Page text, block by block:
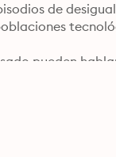
de
pueden
que somos en
en situación de